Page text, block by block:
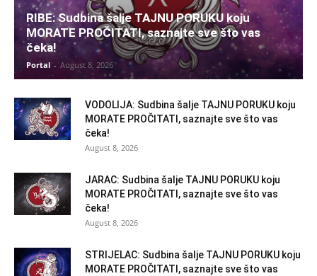
RIBE: Sudbina šalje TAJNU PORUKU koju
MORATE PROČITATI, saznajte sve što vas
čeka!
Portal - August 8, 2026
VODOLIJA: Sudbina šalje TAJNU PORUKU koju
MORATE PROČITATI, saznajte sve što vas
čeka!
August 8, 2026
JARAC: Sudbina šalje TAJNU PORUKU koju
MORATE PROČITATI, saznajte sve što vas
čeka!
August 8, 2026
STRIJELAC: Sudbina šalje TAJNU PORUKU koju
MORATE PROČITATI, saznajte sve što vas